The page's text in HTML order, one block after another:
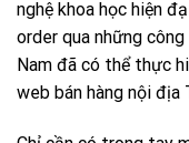
nghệ khoa học hiện
order qua những
Nam đã có thể thực
web bán hàng nội địa